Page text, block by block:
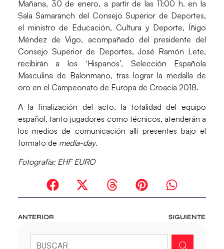
Mañana, 30 de enero, a partir de las 11:00 h. en la
Sala Samaranch del Consejo Superior de Deportes,
el ministro de Educación, Cultura y Deporte, Íñigo
Méndez de Vigo, acompañado del presidente del
Consejo Superior de Deportes,José Ramón Lete,
recibirán a los ‘Hispanos’, Selección Española
Masculina de Balonmano, tras lograr lamedalla de
oro en el Campeonato de Europa de Croacia 2018.
A la finalización del acto, la totalidad del equipo
español, tanto jugadores como técnicos, atenderán a
los medios de comunicación allí presentes bajo el
formato de media-day.
Fotografía: EHF EURO
ANTERIOR SIGUIENTE